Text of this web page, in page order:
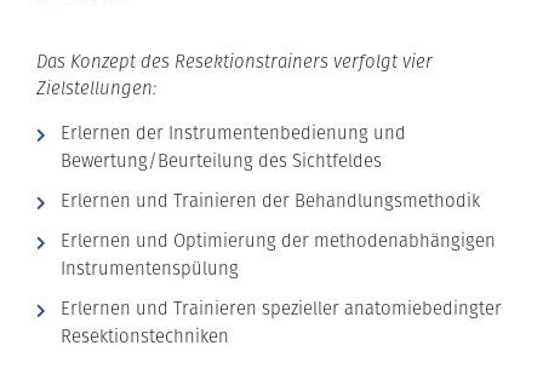
Das Konzept des Resektionstrainers verfolgt vier
Zielstellungen:
Erlernen der Instrumentenbedienung und
Bewertung/Beurteilung des Sichtfeldes
Erlernen und Trainieren der Behandlungsmethodik
Erlernen und Optimierung der methodenabhängigen
Instrumentenspülung
Erlernen und Trainieren spezieller anatomiebedingter
Resektionstechniken